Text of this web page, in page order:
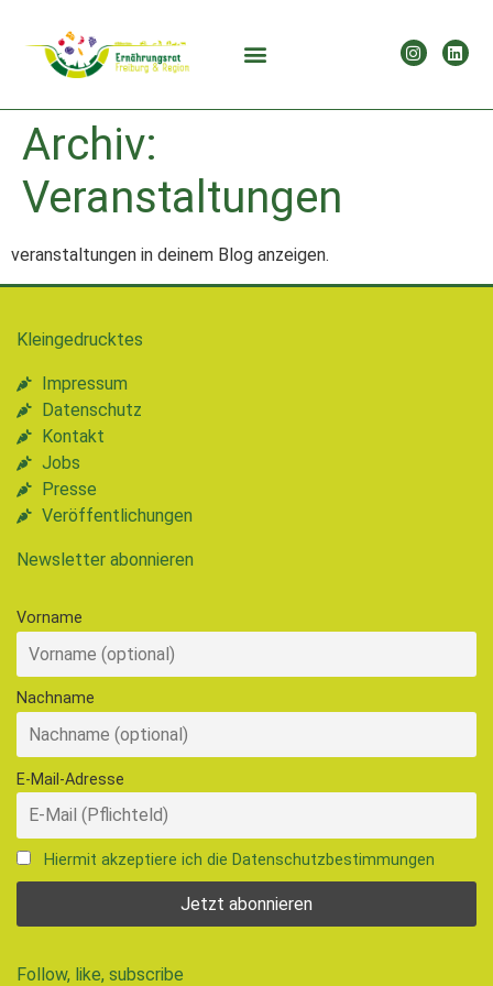
Archiv:
Veranstaltungen
veranstaltungen in deinem Blog anzeigen.
Kleingedrucktes
Impressum
Datenschutz
Kontakt
Jobs
Presse
Veröffentlichungen
Newsletter abonnieren
Vorname
Nachname
E-Mail-Adresse
Hiermit akzeptiere ich die Datenschutzbestimmungen
Follow, like, subscribe